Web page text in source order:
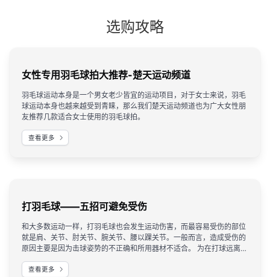
选购攻略
女性专用羽毛球拍大推荐-楚天运动频道
羽毛球运动本身是一个男女老少皆宜的运动项目，对于女士来说，羽毛
球运动本身也越来越受到青睐，那么我们楚天运动频道也为广大女性朋
友推荐几款适合女士使用的羽毛球拍。
查看更多
打羽毛球——五招可避免受伤
和大多数运动一样，打羽毛球也会发生运动伤害，而最容易受伤的部位
就是肩、关节、肘关节、腕关节、腰以踝关节。一般而言，造成受伤的
原因主要是因为击球姿势的不正确和所用器材不适合。 为在打球远离受
伤，有五点可参考。
查看更多